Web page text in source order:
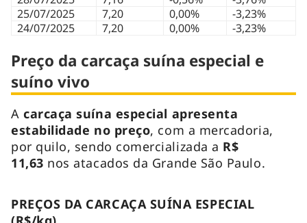
25/07/2025
7,20 0,00%
-3,23%
24/07/2025
7,20 0,00% -3,23%
Preço da carcaça suína especial e
suíno vivo
Acarcaça suína especial apresenta
estabilidade no preço, com a mercadoria,
por quilo, sendo comercializada a R$
11,63 nos atacados da Grande São Paulo.
PREÇOS DA CARCAÇA SUÍNA ESPECIAL